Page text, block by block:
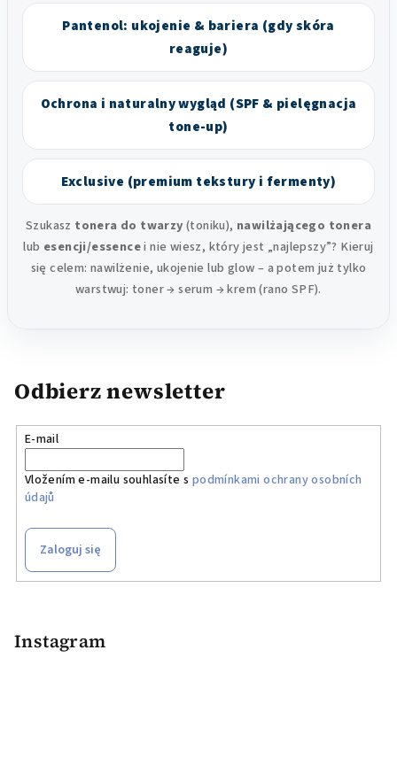
Pantenol: ukojenie & bariera (gdy skóra
reaguje)
Ochrona i naturalny wygląd (SPF & pielęgnacja
tone-up)
Exclusive (premium tekstury i fermenty)
Szukasz tonera do twarzy(toniku), nawilżającego tonera
lub esencji/essencei nie wiesz, który jest „najlepszy”? Kieruj
się celem: nawilżenie, ukojenie lub glow – a potem już tylko
warstwuj: toner → serum → krem (rano SPF).
Odbierz newsletter
E-mail
Vložením e-mailu souhlasíte s podmínkami ochrany osobních
údajů
Zaloguj się
Instagram